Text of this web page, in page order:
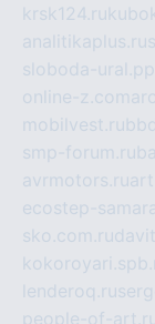
krsk124.ru
analitikaplus.ru
sloboda-
online-z.com
mobilvest.ru
smp-forum.ru
avrmotors.ru
ecostep-
sko.com.ru
lenderoq.ru
people-of-